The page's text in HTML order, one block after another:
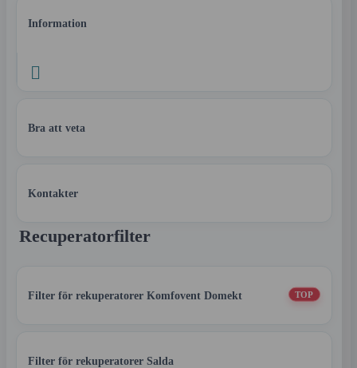
Information

Bra att veta
Kontakter
Recuperatorfilter
Filter för rekuperatorer Komfovent Domekt TOP
Filter för rekuperatorer Salda